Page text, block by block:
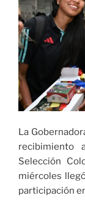
La
recibimiento
Selección
miércoles
participación